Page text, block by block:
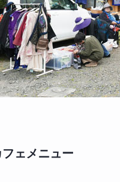
ェメニュー